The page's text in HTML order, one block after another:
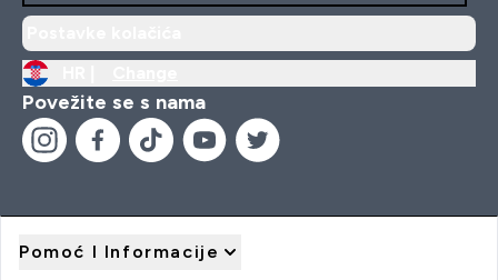
Povežite se s nama
Pomoć I Informacije